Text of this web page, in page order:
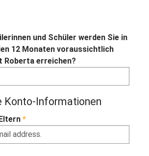
und Schüler werden Sie in
12 Monaten voraussichtlich
Roberta erreichen?
Konto-Informationen
*